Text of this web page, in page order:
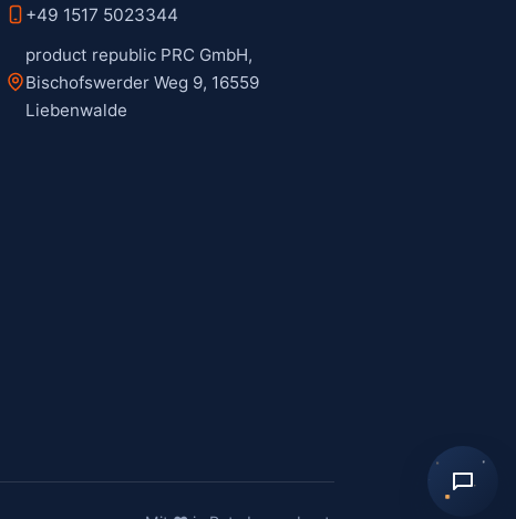
+49 1517 5023344
product republic PRC GmbH,
Bischofswerder Weg 9, 16559
Liebenwalde